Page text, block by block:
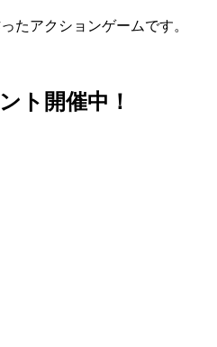
たアクションゲームです。
ト開催中！